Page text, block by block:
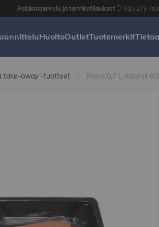
Asiakaspalvelu ja tarviketilaukset 010 273
HuoltoOutletTuotemerkit
take-away -tuotteet Rasia 0,7 L natural